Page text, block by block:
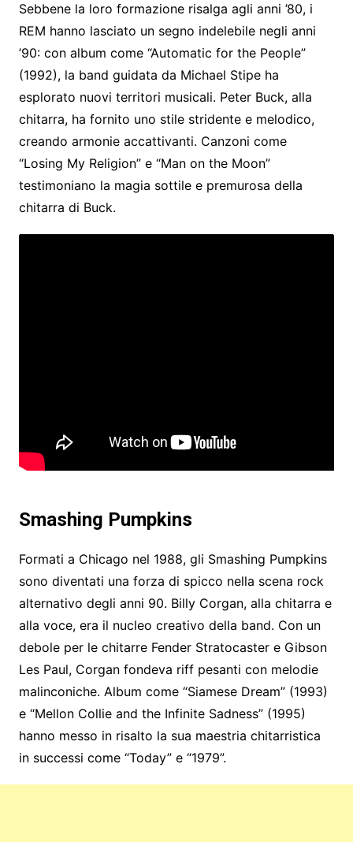
Sebbene la loro formazione risalga agli anni ’80, i
REM hanno lasciato un segno indelebile negli anni
’90: con album come “Automatic for the People”
(1992), la band guidata da Michael Stipe ha
esplorato nuovi territori musicali. Peter Buck, alla
chitarra, ha fornito uno stile stridente e melodico,
creando armonie accattivanti. Canzoni come
“Losing My Religion” e “Man on the Moon”
testimoniano la magia sottile e premurosa della
chitarra di Buck.
Smashing Pumpkins
Formati a Chicago nel 1988, gli Smashing Pumpkins
sono diventati una forza di spicco nella scena rock
alternativo degli anni 90. Billy Corgan, alla chitarra e
alla voce, era il nucleo creativo della band. Con un
debole per le chitarre Fender Stratocaster e Gibson
Les Paul, Corgan fondeva riff pesanti con melodie
malinconiche. Album come “Siamese Dream” (1993)
e “Mellon Collie and the Infinite Sadness” (1995)
hanno messo in risalto la sua maestria chitarristica
in successi come “Today” e “1979”.